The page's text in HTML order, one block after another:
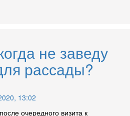
не заведу
рассады?
13:02
очередного визита к